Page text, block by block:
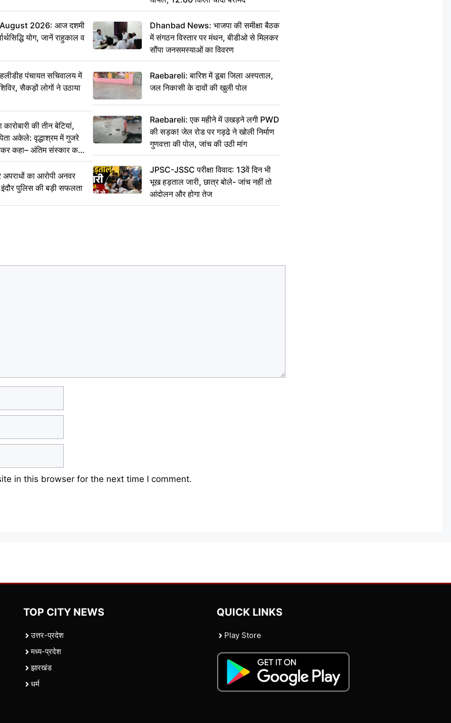
2026: आज दशमी
योग, जानें राहुकाल व
पंचायत सचिवालय में
सैकड़ों लोगों ने उठाया
की तीन बेटियां,
अकेले: वृद्धाश्रम में गुजरे
कहा– अंतिम संस्कार कर
का आरोपी अनवर
इंदौर पुलिस की बड़ी सफलता
Dhanbad News: भाजपा की समीक्षा बैठक
में संगठन विस्तार पर मंथन, बीडीओ से मिलकर
सौंपा जनसमस्याओं का विवरण
Raebareli: बारिश में डूबा जिला अस्पताल,
जल निकासी के दावों की खुली पोल
Raebareli: एक महीने में उखड़ने लगी PWD
की सड़क! जेल रोड पर गड्ढे ने खोली निर्माण
गुणवत्ता की पोल, जांच की उठी मांग
JPSC-JSSC परीक्षा विवाद: 13वें दिन भी
भूख हड़ताल जारी, छात्र बोले- जांच नहीं तो
आंदोलन और होगा तेज
in this browser for the next time I comment.
TOP CITY NEWS
उत्तर-प्रदेश
मध्य-प्रदेश
झारखंड
धर्म
QUICK LINKS
Play Store